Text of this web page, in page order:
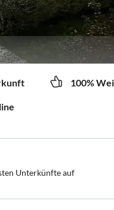
100%
Unterkünfte auf